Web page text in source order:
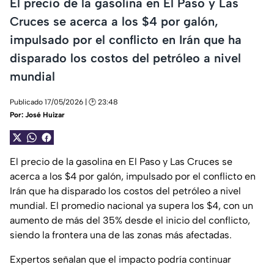
Cruces se acerca a los $4 por galón,
impulsado por el conflicto en Irán que ha
disparado los costos del petróleo a nivel
mundial
Publicado 17/05/2026 | 🕑 23:48
Por: José Huizar
El precio de la gasolina en El Paso y Las Cruces se
acerca a los $4 por galón, impulsado por el conflicto en
Irán que ha disparado los costos del petróleo a nivel
mundial. El promedio nacional ya supera los $4, con un
aumento de más del 35% desde el inicio del conflicto,
siendo la frontera una de las zonas más afectadas.
Expertos señalan que el impacto podría continuar